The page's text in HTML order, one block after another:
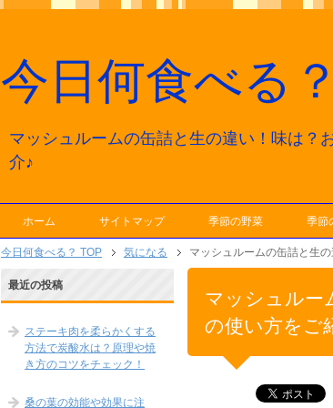
今日何食べる？
マッシュルームの缶詰と生の違い！味は？
介♪
ホーム サイトマップ 季節の野菜 季節
今日何食べる？ TOP 気になる マッシュルームの缶詰と生
マッシュルー
の使い方をご
最近の投稿
ステーキ肉を柔らかくする
方法で炭酸水は？原理や焼
き方のコツをチェック！
桑の葉の効能や効果に注